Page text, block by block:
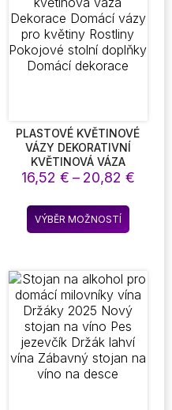
vybrat
na
stránce
PLASTOVÉ KVĚTINOVÉ
VÁZY DEKORATIVNÍ
KVĚTINOVÁ VÁZA
DEKORACE DOMÁCÍ VÁZY
POKOJOVÉ STOLNÍ
DOPLŇKY DOMÁCÍ
DEKORACE
16,52 € – 20,82 €
VÝBĚR MOŽNOSTÍ
Tento
produkt
variant.
lze
vybrat
na